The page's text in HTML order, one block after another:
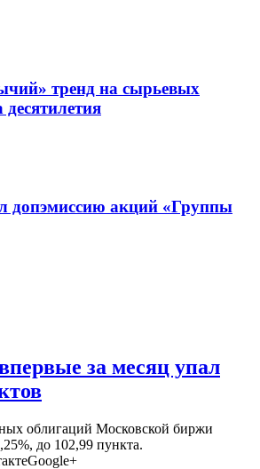
тренд на сырьевых
допэмиссию акций «Группы
за месяц упал
облигаций Московской биржи
до 102,99 пункта.